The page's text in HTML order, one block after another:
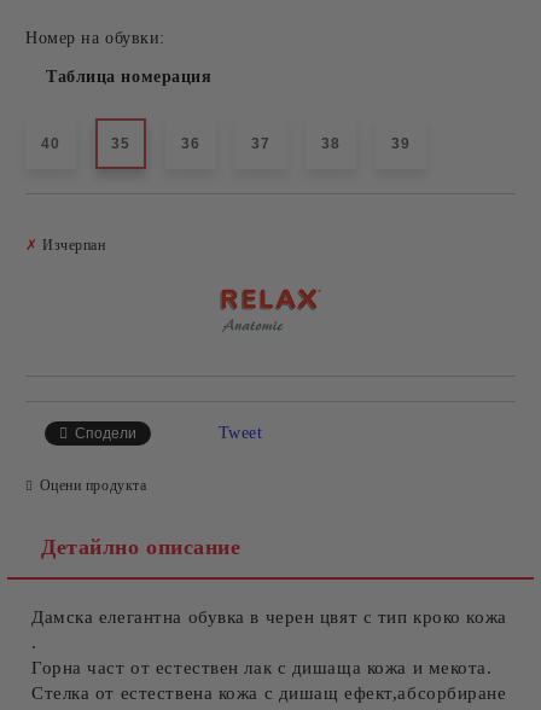
Номер на обувки:
Таблица номерация
40 35 36 37 38 39
✗ Изчерпан
Сподели Tweet
Оцени продукта
Детайлно описание
Дамска елегантна обувка в черен цвят с тип кроко кожа
.
Горна част от естествен лак с дишаща кожа и мекота.
Стелка от естествена кожа с дишащ ефект,абсорбиране